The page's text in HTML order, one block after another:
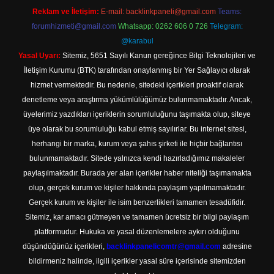
Reklam ve İletişim: E-mail: backlinkpaneli@gmail.com Teams:
forumhizmeti@gmail.com Whatsapp: 0262 606 0 726 Telegram:
@karabul
Yasal Uyarı: Sitemiz, 5651 Sayılı Kanun gereğince Bilgi Teknolojileri ve
İletişim Kurumu (BTK) tarafından onaylanmış bir Yer Sağlayıcı olarak
hizmet vermektedir. Bu nedenle, sitedeki içerikleri proaktif olarak
denetleme veya araştırma yükümlülüğümüz bulunmamaktadır. Ancak,
üyelerimiz yazdıkları içeriklerin sorumluluğunu taşımakta olup, siteye
üye olarak bu sorumluluğu kabul etmiş sayılırlar. Bu internet sitesi,
herhangi bir marka, kurum veya şahıs şirketi ile hiçbir bağlantısı
bulunmamaktadır. Sitede yalnızca kendi hazırladığımız makaleler
paylaşılmaktadır. Burada yer alan içerikler haber niteliği taşımamakta
olup, gerçek kurum ve kişiler hakkında paylaşım yapılmamaktadır.
Gerçek kurum ve kişiler ile isim benzerlikleri tamamen tesadüfidir.
Sitemiz, kar amacı gütmeyen ve tamamen ücretsiz bir bilgi paylaşım
platformudur. Hukuka ve yasal düzenlemelere aykırı olduğunu
düşündüğünüz içerikleri, backlinkpanelicomtr@gmail.com adresine
bildirmeniz halinde, ilgili içerikler yasal süre içerisinde sitemizden